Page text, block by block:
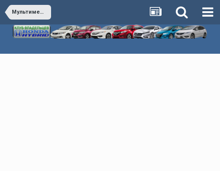
Мультимедиа & Автозвук & Электроника & Сигнализация